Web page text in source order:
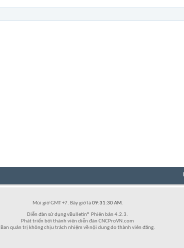
Múi giờ GMT +7. Bây giờ là09:31:30 AM.
Diễn đàn sử dụng vBulletin® Phiên bản 4.2.3.
Phát triển bởi thành viên diễn đàn CNCProVN.com
Ban quản trị không chịu trách nhiệm về nội dung do thành viên đăng.